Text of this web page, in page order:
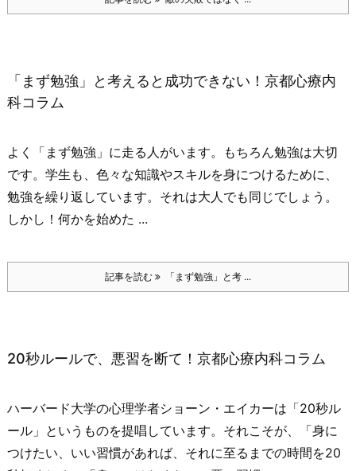
「まず勉強」と考えると成功できない！京都心療内
科コラム
よく「まず勉強」に走る人がいます。
もちろん勉強は大切
です。 学生も、色々な知識やスキルを身につけるために、
勉強を繰り返しています。 それは大人でも同じでしょう。
しかし！ 何かを始めた ...
記事を読む 「まず勉強」と考 ...
20秒ルールで、悪習を断て！京都心療内科コラム
ハーバード大学の心理学者ショーン・エイカーは「20秒ル
ール」というものを提唱しています。 それこそが、
「身に
つけたい、いい習慣があれば、それに至るまでの時間を20